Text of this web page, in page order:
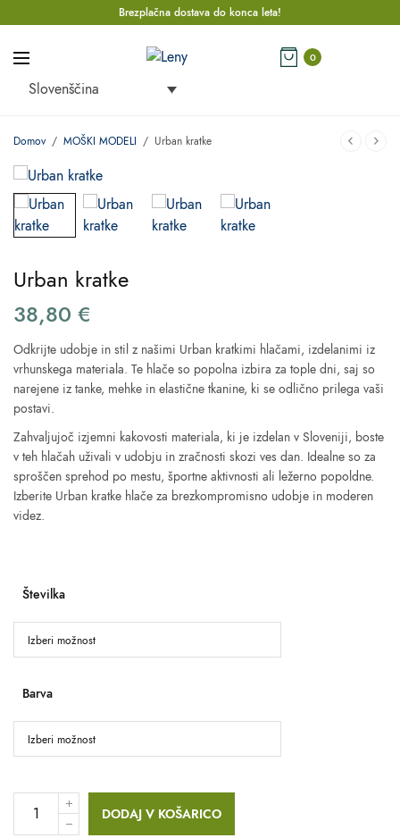
Brezplačna dostava do konca leta!
0
Slovenščina
Domov / MOŠKI MODELI / Urban kratke
Urban kratke
38,80€
Odkrijte udobje in stil z našimi Urban kratkimi hlačami, izdelanimi iz
vrhunskega materiala. Te hlače so popolna izbira za tople dni, saj so
narejene iz tanke, mehke in elastične tkanine, ki se odlično prilega vaši
postavi.
Zahvaljujoč izjemni kakovosti materiala, ki je izdelan v Sloveniji, boste
v teh hlačah uživali v udobju in zračnosti skozi ves dan. Idealne so za
sproščen sprehod po mestu, športne aktivnosti ali ležerno popoldne.
Izberite Urban kratke hlače za brezkompromisno udobje in moderen
videz.
Številka
Barva
DODAJ V KOŠARICO